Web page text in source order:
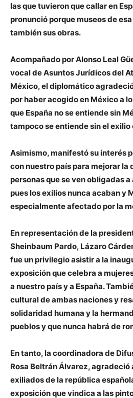
las que tuvieron que callar en
pronunció porque museos de
también sus obras.
Acompañado por Alonso Leal
vocal de Asuntos Jurídicos del
México, el diplomático
por haber acogido en México a
que España no se entiende sin
tampoco se entiende sin el exilio
Asimismo, manifestó su interés
con nuestro país para mejorar la
personas que se ven obligadas
pues los exilios nunca acaban y
especialmente afectado por la
En representación de la
Sheinbaum Pardo, Lázaro
fue un privilegio asistir a la
exposición que celebra a
a nuestro país y a España.
cultural de ambas naciones y
solidaridad humana y la
pueblos y que nunca habrá de
En tanto, la coordinadora de
Rosa Beltrán Álvarez,
exiliados de la república
exposición que vindica a las